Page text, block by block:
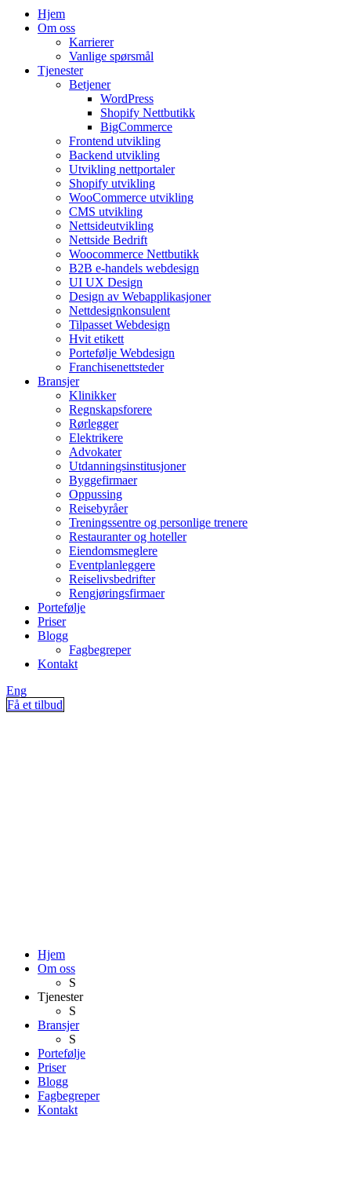
Hjem
Om oss
Karrierer
Vanlige spørsmål
Tjenester
Betjener
WordPress
Shopify Nettbutikk
BigCommerce
Frontend utvikling
Backend utvikling
Utvikling nettportaler
Shopify utvikling
WooCommerce utvikling
CMS utvikling
Nettsideutvikling
Nettside Bedrift
Woocommerce Nettbutikk
B2B e-handels webdesign
UI UX Design
Design av Webapplikasjoner
Nettdesignkonsulent
Tilpasset Webdesign
Hvit etikett
Portefølje Webdesign
Franchisenettsteder
Bransjer
Klinikker
Regnskapsforere
Rørlegger
Elektrikere
Advokater
Utdanningsinstitusjoner
Byggefirmaer
Oppussing
Reisebyråer
Treningssentre og personlige trenere
Restauranter og hoteller
Eiendomsmeglere
Eventplanleggere
Reiselivsbedrifter
Rengjøringsfirmaer
Portefølje
Priser
Blogg
Fagbegreper
Kontakt
Eng
Få et tilbud
Hjem
Om oss
S
Tjenester
S
Bransjer
S
Portefølje
Priser
Blogg
Fagbegreper
Kontakt